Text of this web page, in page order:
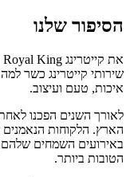
הסיפור שלנו
שירותי קייטרינג כשר
איכות, טעם ועיצוב.
לאורך השנים הפכנו
הארץ. הלקוחות הנאמנים
באירועים השמחים
הטובות ביותר.